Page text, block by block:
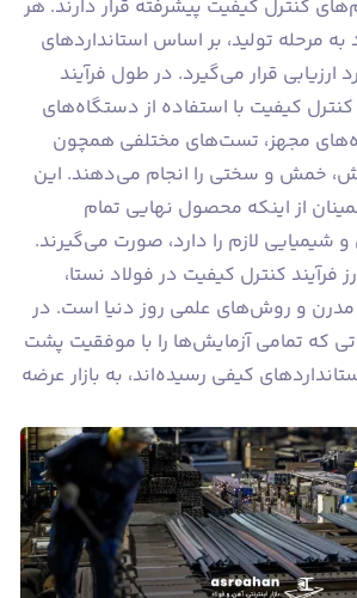
کنترل کیفیت پیشرفته قرار دارند. هر
مرحله تولید، بر اساس استانداردهای
ارزیابی قرار می‌گیرد. در طول فرآیند
کیفیت با استفاده از دستگاه‌های
مجهز، تست‌های مختلفی همچون
خمش و سختی را انجام می‌دهند. این
از اینکه محصول نهایی تمام
شیمیایی لازم را دارد، صورت می‌گیرند.
فرآیند کنترل کیفیت در فولاد نستا،
مدرن و روش‌های علمی روز دنیا است. در
که تمامی آزمایش‌ها را با موفقیت پشت
کیفی رسیده‌اند، به بازار عرضه